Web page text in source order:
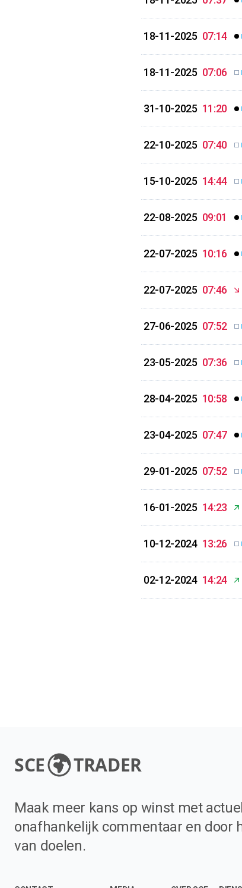
18-11-2025 07:14
18-11-2025 07:06
31-10-2025 11:20
22-10-2025 07:40
15-10-2025 14:44
22-08-2025 09:01
22-07-2025 10:16
22-07-2025 07:46
27-06-2025 07:52
23-05-2025 07:36
28-04-2025 10:58
23-04-2025 07:47
29-01-2025 07:52
16-01-2025 14:23
10-12-2024 13:26
02-12-2024 14:24
SCE TRADER
Maak meer kans op winst met
onafhankelijk commentaar en door
van doelen.